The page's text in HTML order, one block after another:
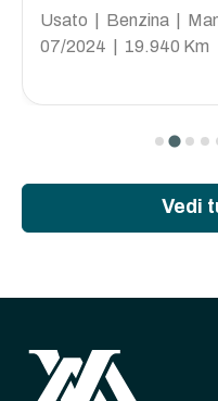
Usato | Benzina |
07/2024 | 19.940 Km
Vedi